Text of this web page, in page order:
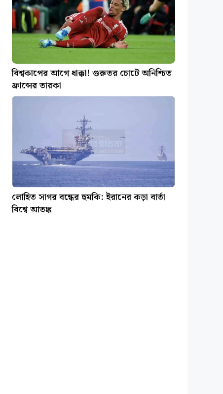
বিশ্বকাপের আগে ধাক্কা! গুরুতর চোটে অনিশ্চিত
ফ্রান্সের তারকা
লোহিত সাগর বন্ধের হুমকি: ইরানের কড়া বার্তা
বিশ্বে আতঙ্ক